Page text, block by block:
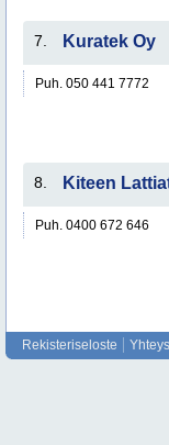
7. Kuratek Oy
Puh. 050 441 7772
8. Kiteen
Puh. 0400 672 646
Rekisteriseloste